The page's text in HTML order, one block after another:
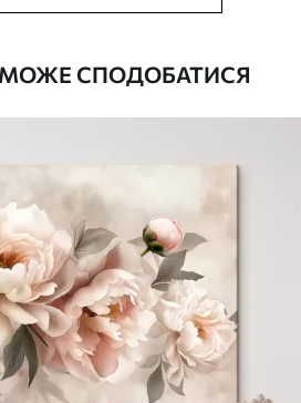
запаху
полотна
СПОДОБАТИСЯ